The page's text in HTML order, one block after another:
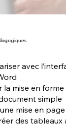
avec
la mise en forme
simple
mise en page
des tableaux